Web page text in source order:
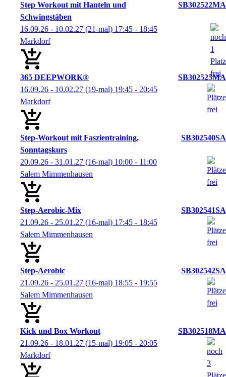
Step Workout mit Hanteln und
Schwingstäben
SB302522MA
16.09.26 - 10.02.27 (21-mal) 17:45 - 18:45
Markdorf
365 DEEPWORK®
SB302525MA
16.09.26 - 10.02.27 (19-mal) 19:45 - 20:45
Markdorf
Step-Workout mit Faszientraining,
Sonntagskurs
SB302540SA
20.09.26 - 31.01.27 (16-mal) 10:00 - 11:00
Salem Mimmenhausen
Step-Aerobic-Mix
SB302541SA
21.09.26 - 25.01.27 (16-mal) 17:45 - 18:45
Salem Mimmenhausen
Step-Aerobic
SB302542SA
21.09.26 - 25.01.27 (16-mal) 18:55 - 19:55
Salem Mimmenhausen
Kick und Box Workout
SB302518MA
21.09.26 - 18.01.27 (15-mal) 19:05 - 20:05
Markdorf